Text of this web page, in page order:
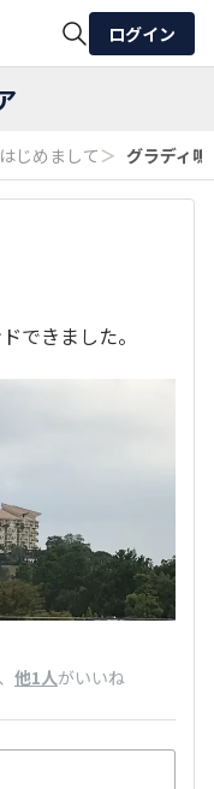
検索
ログイン
じめまして ＞ グラディ
できました。
、 他1人がいいね